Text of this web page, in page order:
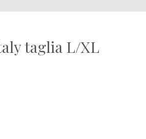
taglia L/XL